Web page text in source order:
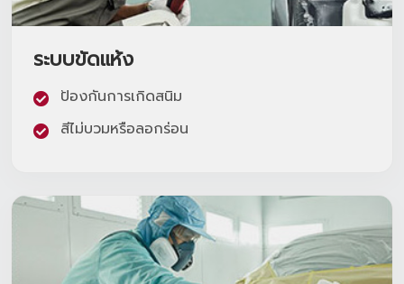
โปรโมชั่น
โปรโมชั่น
โปรโมชั่นบริการหลังการขาย
ติดต่อเราและนัดหมาย
ระบบขัดแห้ง
ป้องกันการเกิดสนิม
สีไม่บวมหรือลอกร่อน